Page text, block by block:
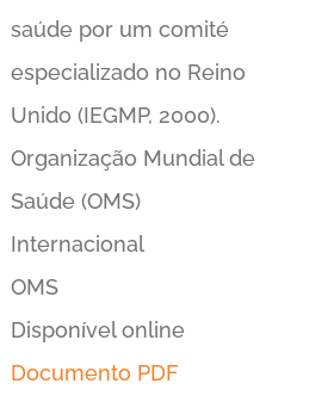
saúde por um comité
especializado no Reino
Unido (IEGMP, 2000).
Organização Mundial de
Saúde (OMS)
Internacional
OMS
Disponível online
Documento PDF